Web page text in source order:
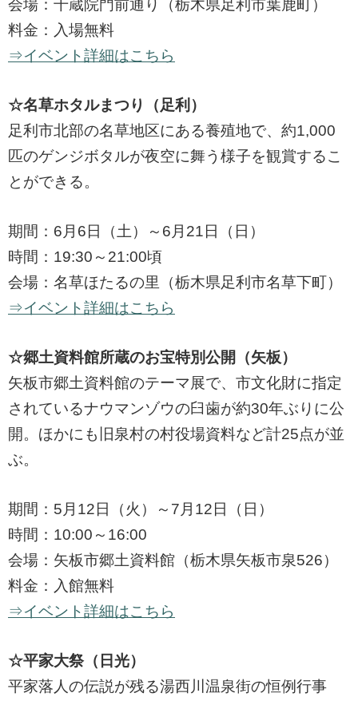
会場：千蔵院門前通り（栃木県足利市葉鹿町）
料金：入場無料
⇒イベント詳細はこちら
☆名草ホタルまつり（足利）
足利市北部の名草地区にある養殖地で、約1,000
匹のゲンジボタルが夜空に舞う様子を観賞するこ
とができる。
期間：6月6日（土）～6月21日（日）
時間：19:30～21:00頃
会場：名草ほたるの里（栃木県足利市名草下町）
⇒イベント詳細はこちら
☆郷土資料館所蔵のお宝特別公開（矢板）
矢板市郷土資料館のテーマ展で、市文化財に指定
されているナウマンゾウの臼歯が約30年ぶりに公
開。ほかにも旧泉村の村役場資料など計25点が並
ぶ。
期間：5月12日（火）～7月12日（日）
時間：10:00～16:00
会場：矢板市郷土資料館（栃木県矢板市泉526）
料金：入館無料
⇒イベント詳細はこちら
☆平家大祭（日光）
平家落人の伝説が残る湯西川温泉街の恒例行事